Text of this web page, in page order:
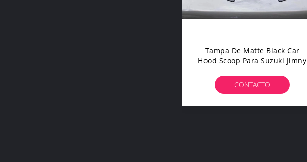
Tampa De Matte Black Car
Hood Scoop Para Suzuki Jimny
CONTACTO